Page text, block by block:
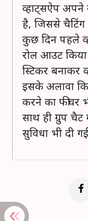
व्हाट्सऐप अपने
है, जिससे चैटिंग
कुछ दिन पहले
रोल आउट
स्टिकर बनाकर
इसके अलावा
करने का फीचर
साथ ही ग्रुप
सुविधा भी दी